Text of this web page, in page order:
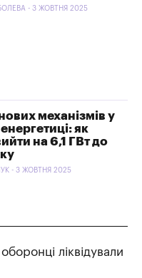
- 3 ЖОВТНЯ 2025
механізмів у
енергетиці: як
на 6,1 ГВт до
- 3 ЖОВТНЯ 2025
ліквідували